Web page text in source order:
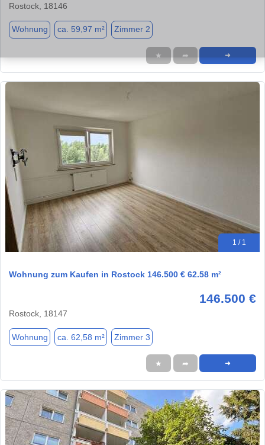
Rostock, 18146
Wohnung ca. 59,97 m² Zimmer 2
★ ➦ ➜
1 / 1
Wohnung zum Kaufen in Rostock 146.500 € 62.58 m²
146.500 €
Rostock, 18147
Wohnung ca. 62,58 m² Zimmer 3
★ ➦ ➜